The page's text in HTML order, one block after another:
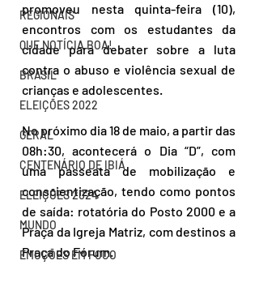
REGIONAIS
QUE NOTÍCIA BOA!
BRASIL
ELEIÇÕES 2022
GERAL
CENTENÁRIO DE IBIÁ
ELEIÇÕES 2024
MUNDO
EMOÇÕES EM FOCO
promoveu nesta quinta-feira (10),
encontros com os estudantes da
cidade para debater sobre a luta
contra o abuso e violência sexual de
crianças e adolescentes.
No próximo dia 18 de maio, a partir das
08h:30, acontecerá o Dia “D”, com
uma passeata de mobilização e
conscientização, tendo como pontos
de saída: rotatória do Posto 2000 e a
Praça da Igreja Matriz, com destinos a
Praça do Fórum.